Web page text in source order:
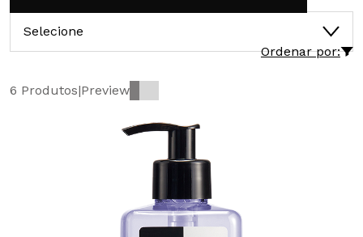
Selecione
Ordenar por:
6 Produtos|Preview